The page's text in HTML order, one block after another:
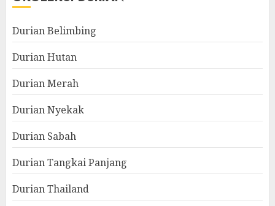
Durian Belimbing
Durian Hutan
Durian Merah
Durian Nyekak
Durian Sabah
Durian Tangkai Panjang
Durian Thailand